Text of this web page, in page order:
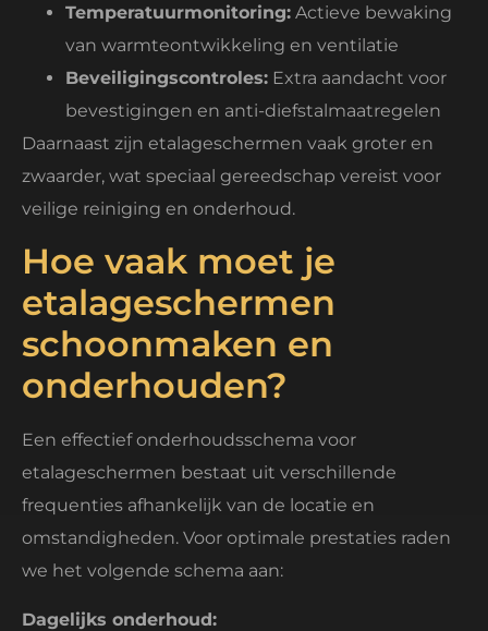
Temperatuurmonitoring: Actieve bewaking
van warmteontwikkeling en ventilatie
Beveiligingscontroles: Extra aandacht voor
bevestigingen en anti-diefstalmaatregelen
Daarnaast zijn etalageschermen vaak groter en
zwaarder, wat speciaal gereedschap vereist voor
veilige reiniging en onderhoud.
Hoe vaak moet je
etalageschermen
schoonmaken en
onderhouden?
Een effectief onderhoudsschema voor
etalageschermen bestaat uit verschillende
frequenties afhankelijk van de locatie en
omstandigheden. Voor optimale prestaties raden
we het volgende schema aan:
Dagelijks onderhoud: